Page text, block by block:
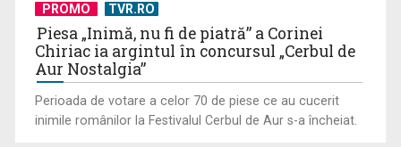
PROMO TVR.RO
Piesa „Inimă, nu fi de piatră” a Corinei
Chiriac ia argintul în concursul „Cerbul de
Aur Nostalgia”
Perioada de votare a celor 70 de piese ce au cucerit
inimile românilor la Festivalul Cerbul de Aur s-a încheiat.